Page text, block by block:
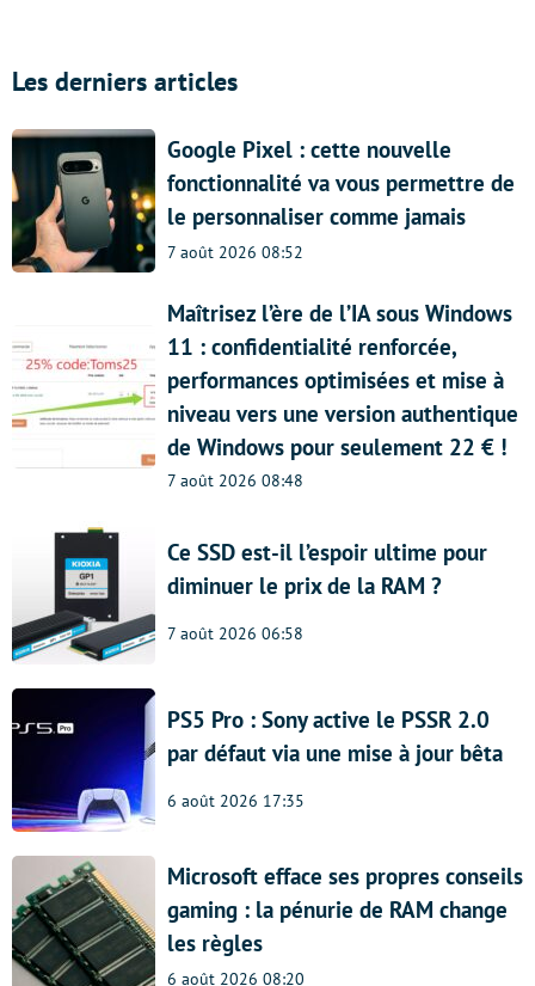
Les derniers articles
Google Pixel : cette nouvelle
fonctionnalité va vous permettre de
le personnaliser comme jamais
7 août 2026 08:52
Maîtrisez l’ère de l’IA sous Windows
11 : confidentialité renforcée,
performances optimisées et mise à
niveau vers une version authentique
de Windows pour seulement 22 € !
7 août 2026 08:48
Ce SSD est-il l’espoir ultime pour
diminuer le prix de la RAM ?
7 août 2026 06:58
PS5 Pro : Sony active le PSSR 2.0
par défaut via une mise à jour bêta
6 août 2026 17:35
Microsoft efface ses propres conseils
gaming : la pénurie de RAM change
les règles
6 août 2026 08:20